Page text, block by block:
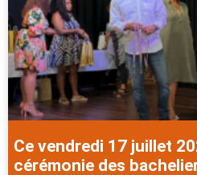
Ce vendredi 17 juillet
cérémonie des